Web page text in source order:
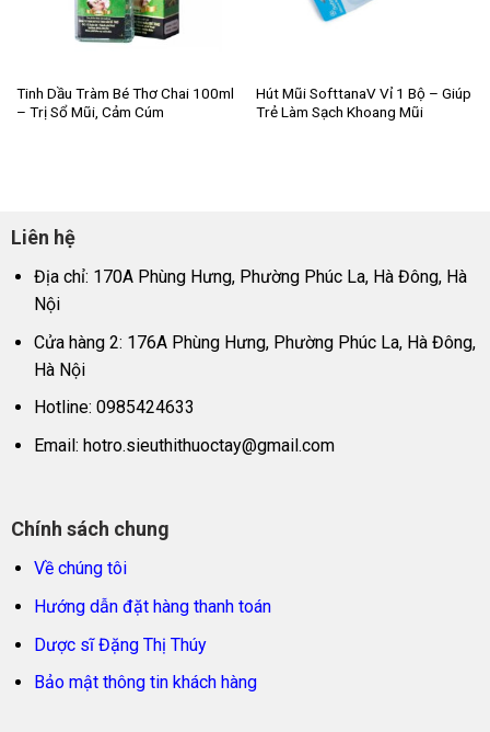
Tinh Dầu Tràm Bé Thơ Chai 100ml
– Trị Sổ Mũi, Cảm Cúm
Hút Mũi SofttanaV Vỉ 1 Bộ – Giúp
Trẻ Làm Sạch Khoang Mũi
Liên hệ
Địa chỉ: 170A Phùng Hưng, Phường Phúc La, Hà Đông, Hà
Nội
Cửa hàng 2: 176A Phùng Hưng, Phường Phúc La, Hà Đông,
Hà Nội
Hotline: 0985424633
Email: hotro.sieuthithuoctay@gmail.com
Chính sách chung
Về chúng tôi
Hướng dẫn đặt hàng thanh toán
Dược sĩ Đặng Thị Thúy
Bảo mật thông tin khách hàng